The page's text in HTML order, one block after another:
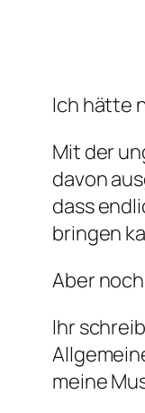
Ich hätte
Mit der
davon
dass
bringen
Aber
Ihr
meine